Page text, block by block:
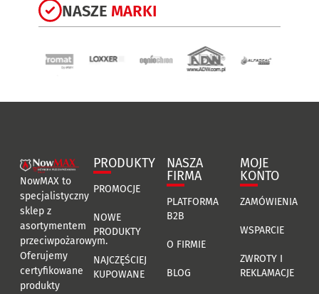
NASZE MARKI
NowMAX to
specjalistyczny
sklep z
asortymentem
przeciwpożarowym.
Oferujemy
certyfikowane
produkty
PRODUKTY
PROMOCJE
NOWE
PRODUKTY
NAJCZĘŚCIEJ
KUPOWANE
NASZA
FIRMA
PLATFORMA
B2B
O FIRMIE
BLOG
MOJE
KONTO
ZAMÓWIENIA
WSPARCIE
ZWROTY I
REKLAMACJE